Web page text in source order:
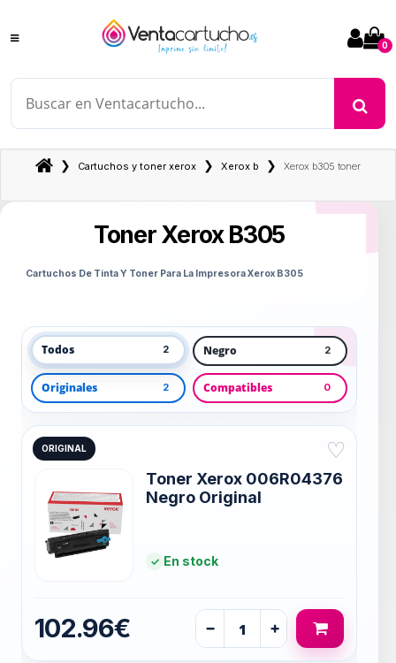
0
❯ Cartuchos y toner xerox ❯ Xerox b ❯ Xerox b305 toner
Toner Xerox B305
Cartuchos De Tinta Y Toner Para La Impresora Xerox B305
Todos 2 Negro 2
Originales 2 Compatibles 0
ORIGINAL ♡
Toner Xerox 006R04376
Negro Original
En stock
102.96€ − +